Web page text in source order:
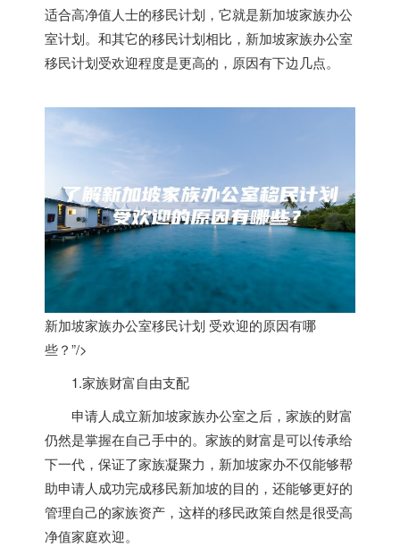
适合高净值人士的移民计划，它就是新加坡家族办公
室计划。和其它的移民计划相比， 新加坡家族办公室
移民计划受欢迎程度是更高的，原因有下边几点。
新加坡家族办公室移民计划 受欢迎的原因有哪
些？”/>
1.家族财富自由支配
申请人成立新加坡家族办公室之后，家族的财富
仍然是掌握在自己手中的。家族的财富是可以传承给
下一代，保证了家族凝聚力， 新加坡家办不仅能够帮
助申请人成功完成移民新加坡的目的，还能够更好的
管理自己的家族资产，这样的移民政策自然是很受高
净值家庭欢迎。